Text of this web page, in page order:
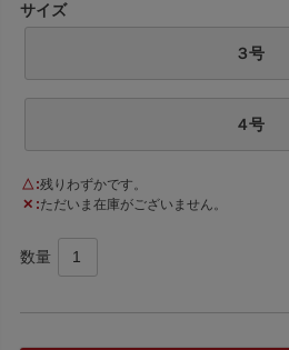
サイズ
３号
４号
△ 残りわずかです。
✕ ただいま在庫がございません。